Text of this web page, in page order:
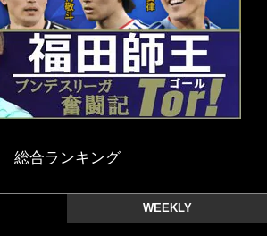
総合ランキング
WEEKLY